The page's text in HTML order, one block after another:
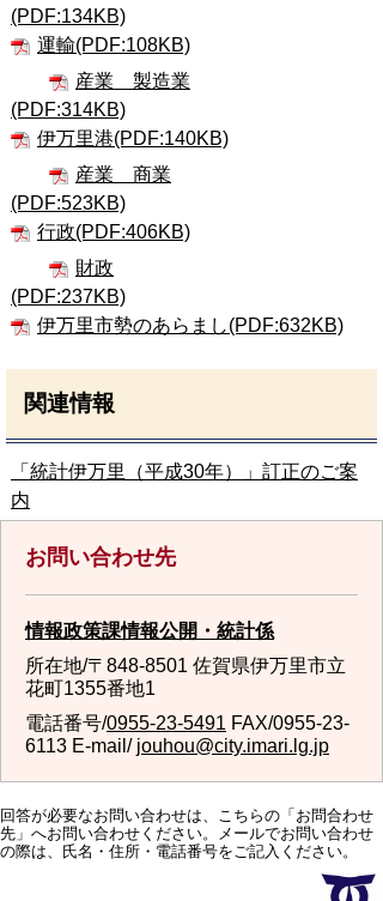
(PDF:134KB)
運輸(PDF:108KB)
産業 製造業
(PDF:314KB)
伊万里港(PDF:140KB)
産業 商業
(PDF:523KB)
行政(PDF:406KB)
財政
(PDF:237KB)
伊万里市勢のあらまし(PDF:632KB)
関連情報
「統計伊万里（平成30年）」訂正のご案
内
お問い合わせ先
情報政策課情報公開・統計係
所在地/〒848-8501 佐賀県伊万里市立
花町1355番地1
電話番号/0955-23-5491 FAX/0955-23-
6113 E-mail/ jouhou@city.imari.lg.jp
回答が必要なお問い合わせは、こちらの「お問合わせ
先」へお問い合わせください。メールでお問い合わせ
の際は、氏名・住所・電話番号をご記入ください。